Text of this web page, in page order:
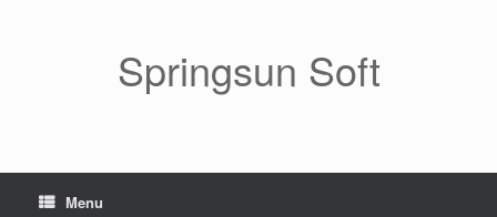
Springsun Soft
Menu